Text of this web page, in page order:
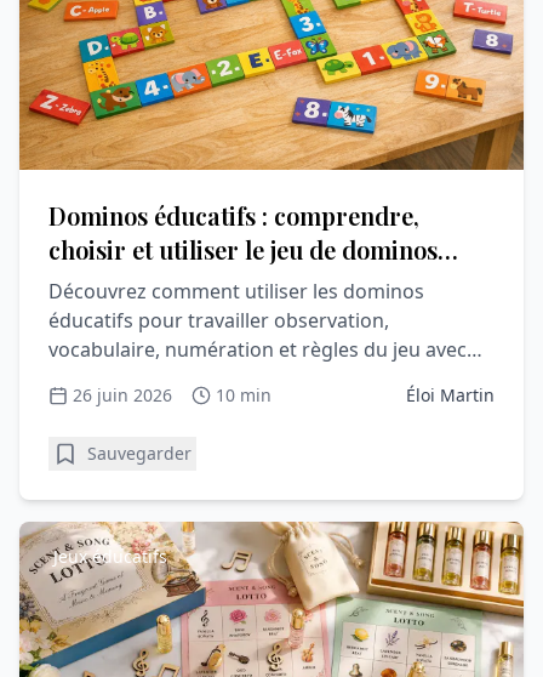
Dominos éducatifs : comprendre,
choisir et utiliser le jeu de dominos
pour apprendre en s’amusant
Découvrez comment utiliser les dominos
éducatifs pour travailler observation,
vocabulaire, numération et règles du jeu avec
26 juin 2026 10 min Éloi Martin
Sauvegarder
Jeux éducatifs